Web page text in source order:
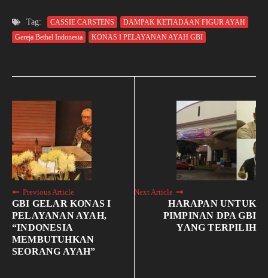
Tag: CASSIE CARSTENS
DAMPAK KETIADAAN FIGUR AYAH
Gereja Bethel Indonesia
KONAS I PELAYANAN AYAH GBI
Previous Article
GBI GELAR KONAS I
PELAYANAN AYAH,
“INDONESIA
MEMBUTUHKAN
SEORANG AYAH”
Next Article
HARAPAN UNTUK
PIMPINAN DPA GBI
YANG TERPILIH